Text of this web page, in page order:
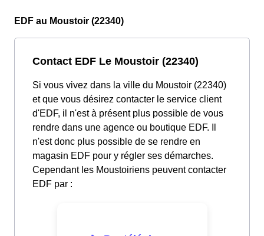
EDF au Moustoir (22340)
Contact EDF Le Moustoir (22340)
Si vous vivez dans la ville du Moustoir (22340)
et que vous désirez contacter le service client
d'EDF, il n'est à présent plus possible de vous
rendre dans une agence ou boutique EDF. Il
n'est donc plus possible de se rendre en
magasin EDF pour y régler ses démarches.
Cependant les Moustoiriens peuvent contacter
EDF par :